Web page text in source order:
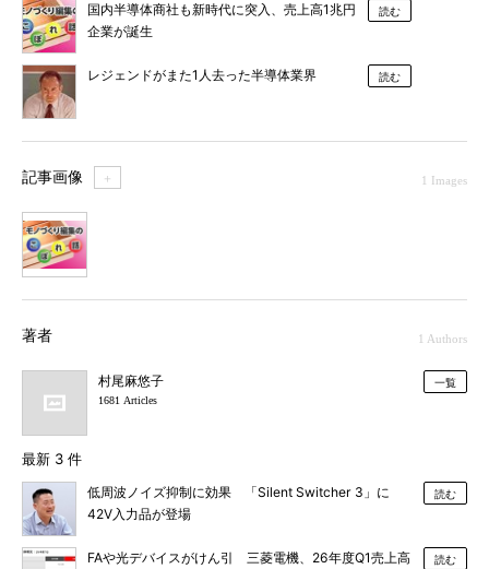
国内半導体商社も新時代に突入、売上高1兆円
企業が誕生
読む
レジェンドがまた1人去った半導体業界 読む
記事画像 ＋ 1 Images
著者 1 Authors
村尾麻悠子
1681 Articles
一覧
最新 3 件
低周波ノイズ抑制に効果 「Silent Switcher 3」に
42V入力品が登場
読む
FAや光デバイスがけん引 三菱電機、26年度Q1売上高
読む